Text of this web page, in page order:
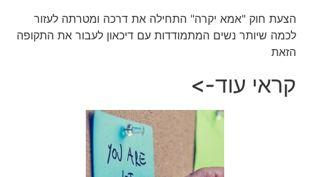
הצעת חוק "אמא יקרה" התחילה את דרכה ומטרתה לעזור
לכמה שיותר נשים המתמודדות עם דיכאון לעבור את התקופה
הזאת
קראי עוד->